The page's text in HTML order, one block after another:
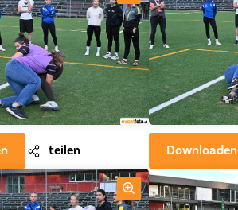
teilen Downloaden